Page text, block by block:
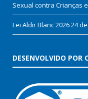
Sexual contra Crianças
Lei Aldir Blanc 202624
DESENVOLVIDO POR